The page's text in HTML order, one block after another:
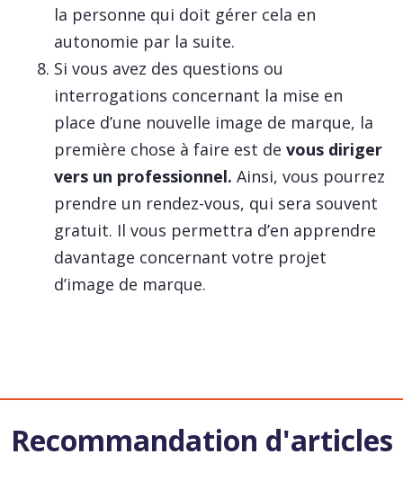
la personne qui doit gérer cela en
autonomie par la suite.
Si vous avez des questions ou
interrogations concernant la mise en
place d’une nouvelle image de marque, la
première chose à faire est de vous diriger
vers un professionnel. Ainsi, vous pourrez
prendre un rendez-vous, qui sera souvent
gratuit. Il vous permettra d’en apprendre
davantage concernant votre projet
d’image de marque.
Recommandation d'articles